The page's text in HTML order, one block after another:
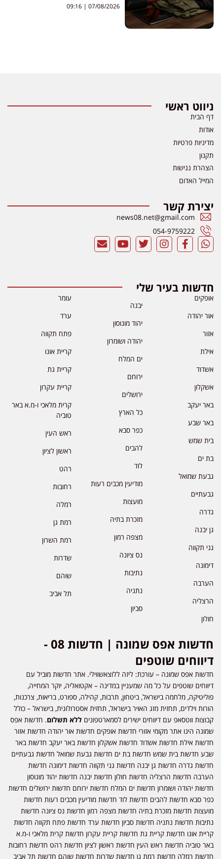
07/08/2026
ניווט ראשי
דף הבית
אודות
מדיניות פרטיות
תקנון
הצהרת נגישות
המייל האדום
יצירת קשר
news08.net@gmail.com
054-9759222
חדשות בעיר שלי
אופקים
אור יהודה
אזור
אילת
אשדוד
אשקלון
באר יעקב
באר שבע
בית שמש
בת ים
גבעת שמואל
גבעתיים
גדרה
גן יבנה
גני תקווה
דימונה
הערבה
הרצליה
חולון
יבנה
יהוד מונוסון
יהודה ושומרון
ים המלח
ירוחם
ירושלים
כל הארץ
כפר סבא
להבים
לוד
מודיעין מכבים רעות
מועצות
מזכרת בתיה
מצפה רמון
נס ציונה
נתיבות
נתניה
סביון
עומר
ערד
פתח תקווה
קריית אונו
קריית גת
קריית עקרון
קרית מלאכי ו-מ.א באר
טוביה
ראש העין
ראשון לציון
רהט
רחובות
רמלה
רמת גן
רמת השרון
שדרות
שוהם
תל אביב
חדשות אפס שמונה | חדשות 08 -
דיווחים שוטפים
חדשות אפס שמונה – עורכת: ליזה ללוצאשווילי. אתר חדשות מוביל עם
דיווחים שוטפים על כל מה שמעניין במדינה – אקטואליה, יוקר המחייה,
פוליטיקה, מלחמה בישראל, ביטחון, תרבות, קהילה, ספורט, בריאות, צרכנות,
הורות וילדים, תחזית מזג האויר בישראל, תחזית אסטרולוגית, בישראל – כולל
קבוצות ווטסאפ עם דיווחים ישירים לסמארטפונים ללא תשלום. חדשות אפס
שמונה הינו אתר מקומי אזורי חדשות אופקים חדשות אור יהודה חדשות אזור
חדשות אילת חדשות אשדוד חדשות אשקלון חדשות באר יעקב חדשות באר
שבע חדשות בית שמש חדשות בת ים חדשות גבעת שמואל חדשות גבעתיים
חדשות גדרה חדשות גן יבנה חדשות גני תקווה חדשות דימונה חדשות
הערבה חדשות הרצליה חדשות חולון חדשות יבנה חדשות יהוד מונוסון
חדשות יהודה ושומרון חדשות ים המלח חדשות ירוחם חדשות ירושלים חדשות
כפר סבא חדשות להבים חדשות לוד חדשות מודיעין מכבים רעות חדשות
מועצות חדשות מזכרת בתיה חדשות מצפה רמון חדשות נס ציונה חדשות
נתיבות חדשות נתניה חדשות סביון חדשות ערד חדשות פתח תקווה חדשות
קריית אונו חדשות קריית גת חדשות קריית עקרון חדשות קרית מלאכי ו-מ.א
באר טוביה חדשות ראש העין חדשות ראשון לציון חדשות רהט חדשות רחובות
חדשות רמלה חדשות רמת גן חדשות שדרות חדשות שוהם חדשות תל אביב